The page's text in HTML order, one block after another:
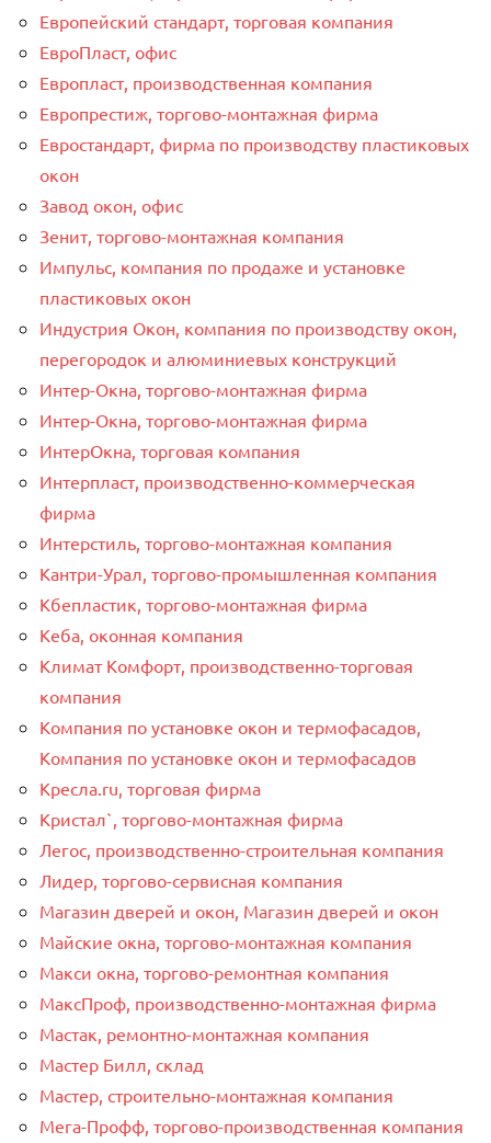
Европейский стандарт, торговая компания
ЕвроПласт, офис
Европласт, производственная компания
Европрестиж, торгово-монтажная фирма
Евростандарт, фирма по производству пластиковых
окон
Завод окон, офис
Зенит, торгово-монтажная компания
Импульс, компания по продаже и установке
пластиковых окон
Индустрия Окон, компания по производству окон,
перегородок и алюминиевых конструкций
Интер-Окнa, торгово-монтажная фирма
Интер-Окнa, торгово-монтажная фирма
ИнтерОкна, торговая компания
Интерпласт, производственно-коммерческая
фирма
Интерстиль, торгово-монтажная компания
Кантри-Урал, торгово-промышленная компания
Кбепластик, торгово-монтажная фирма
Кеба, оконная компания
Климат Комфорт, производственно-торговая
компания
Компания по установке окон и термофасадов,
Компания по установке окон и термофасадов
Кресла.ru, торговая фирма
Кристал`, торгово-монтажная фирма
Легос, производственно-строительная компания
Лидер, торгово-сервисная компания
Магазин дверей и окон, Магазин дверей и окон
Майские окна, торгово-монтажная компания
Макси окна, торгово-ремонтная компания
МаксПроф, производственно-монтажная фирма
Мастак, ремонтно-монтажная компания
Мастер Билл, склад
Мастер, строительно-монтажная компания
Мега-Профф, торгово-производственная компания